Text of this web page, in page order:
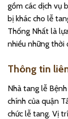
gồm các dịch vụ
bị khác cho lễ
Thống Nhất là
nhiều những thời
Thông tin
Nhà tang lễ
chính của quận
chức lễ tang. Vị